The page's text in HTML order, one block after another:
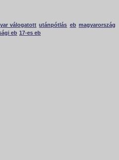
válogatott utánpótlás eb magyarország
eb 17-es eb